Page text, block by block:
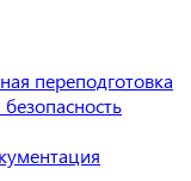
переподготовка